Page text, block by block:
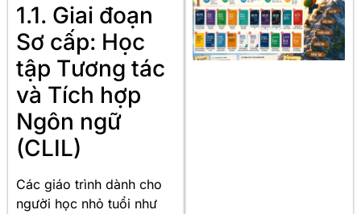
1.1. Giai đoạn
Sơ cấp: Học
tập Tương tác
và Tích hợp
Ngôn ngữ
(CLIL)
Các giáo trình dành cho
người học nhỏ tuổi như